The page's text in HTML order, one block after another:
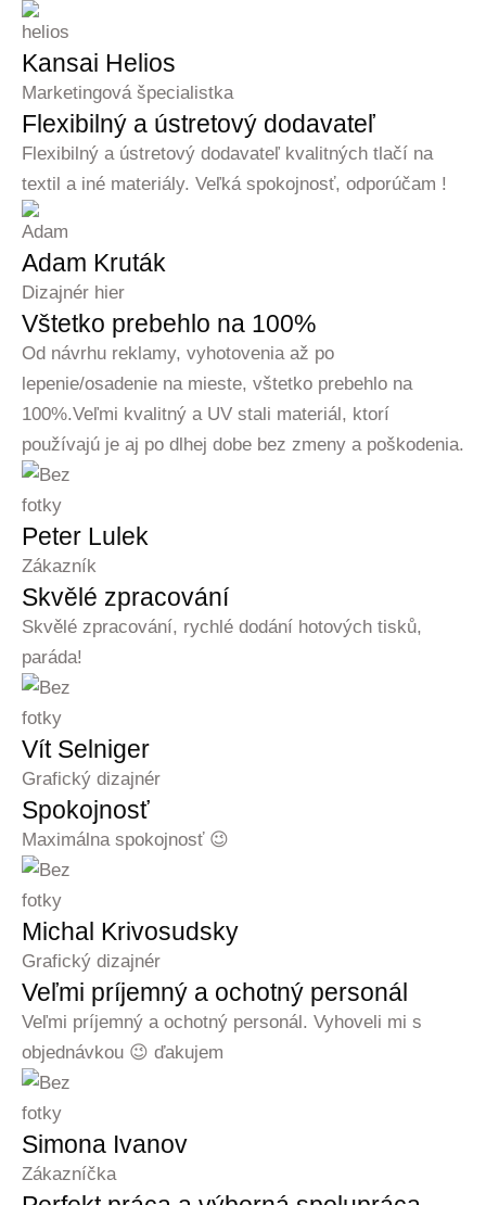
Kansai Helios
Marketingová špecialistka
Flexibilný a ústretový dodavateľ
Flexibilný a ústretový dodavateľ kvalitných tlačí na
textil a iné materiály. Veľká spokojnosť, odporúčam !
Adam Kruták
Dizajnér hier
Vštetko prebehlo na 100%
Od návrhu reklamy, vyhotovenia až po
lepenie/osadenie na mieste, vštetko prebehlo na
100%.Veľmi kvalitný a UV stali materiál, ktorí
používajú je aj po dlhej dobe bez zmeny a poškodenia.
Peter Lulek
Zákazník
Skvělé zpracování
Skvělé zpracování, rychlé dodání hotových tisků,
paráda!
Vít Selniger
Grafický dizajnér
Spokojnosť
Maximálna spokojnosť 😉
Michal Krivosudsky
Grafický dizajnér
Veľmi príjemný a ochotný personál
Veľmi príjemný a ochotný personál. Vyhoveli mi s
objednávkou 😉 ďakujem
Simona Ivanov
Zákazníčka